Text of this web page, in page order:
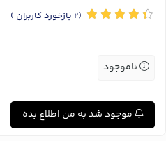
(2 بازخورد کاربران )
ناموجود
موجود شد به من اطلاع بده